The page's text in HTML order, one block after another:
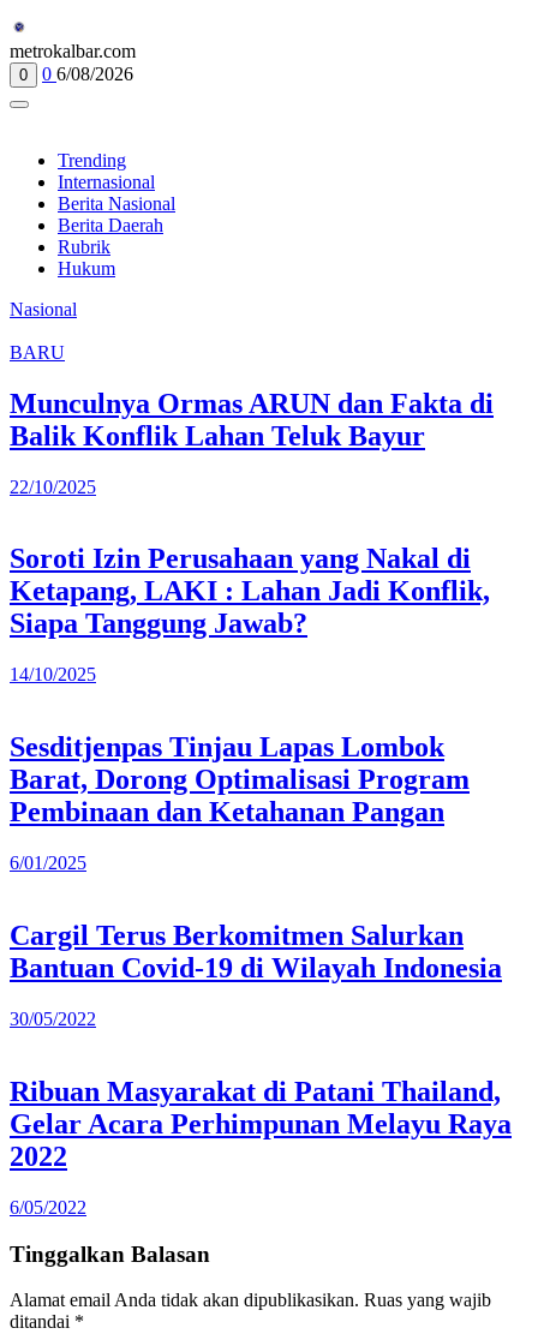
metrokalbar.com
0 0 6/08/2026
Trending
Internasional
Berita Nasional
Berita Daerah
Rubrik
Hukum
Nasional
BARU
Munculnya Ormas ARUN dan Fakta di
Balik Konflik Lahan Teluk Bayur
22/10/2025
Soroti Izin Perusahaan yang Nakal di
Ketapang, LAKI : Lahan Jadi Konflik,
Siapa Tanggung Jawab?
14/10/2025
Sesditjenpas Tinjau Lapas Lombok
Barat, Dorong Optimalisasi Program
Pembinaan dan Ketahanan Pangan
6/01/2025
Cargil Terus Berkomitmen Salurkan
Bantuan Covid-19 di Wilayah Indonesia
30/05/2022
Ribuan Masyarakat di Patani Thailand,
Gelar Acara Perhimpunan Melayu Raya
2022
6/05/2022
Tinggalkan Balasan
Alamat email Anda tidak akan dipublikasikan. Ruas yang wajib
ditandai *